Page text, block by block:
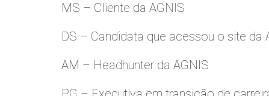
MS – Cliente da AGNIS
DS – Candidata que acessou o site da
AM – Headhunter da AGNIS